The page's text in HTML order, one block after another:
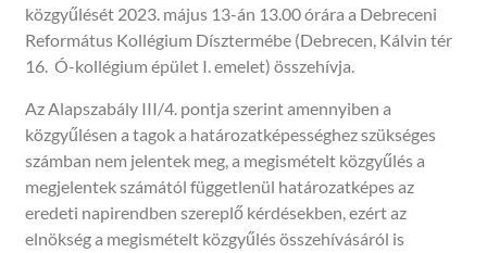
közgyűlését 2023. május 13-án 13.00 órára a Debreceni
Református Kollégium Dísztermébe (Debrecen, Kálvin tér
16. Ó-kollégium épület I. emelet) összehívja.
Az Alapszabály III/4. pontja szerint amennyiben a
közgyűlésen a tagok a határozatképes­séghez szükséges
számban nem jelentek meg, a megismé­telt közgyűlés a
megjelentek számától függetlenül határozat­képes az
eredeti napirendben szereplő kérdésekben, ezért az
elnökség a megismételt közgyűlés összehívásáról is